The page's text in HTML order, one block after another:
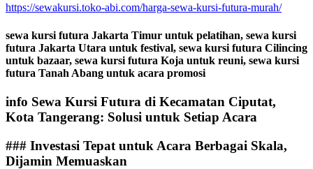
https://sewakursi.toko-abi.com/harga-sewa-kursi-futura-murah/
sewa kursi futura Jakarta Timur untuk pelatihan, sewa kursi
futura Jakarta Utara untuk festival, sewa kursi futura Cilincing
untuk bazaar, sewa kursi futura Koja untuk reuni, sewa kursi
futura Tanah Abang untuk acara promosi
info Sewa Kursi Futura di Kecamatan Ciputat,
Kota Tangerang: Solusi untuk Setiap Acara
### Investasi Tepat untuk Acara Berbagai Skala,
Dijamin Memuaskan